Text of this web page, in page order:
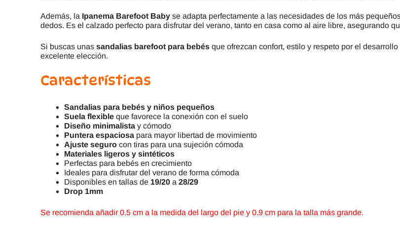
Además, la Ipanema Barefoot Baby se adapta perfectamente a las necesidades de los más
dedos. Es el calzado perfecto para disfrutar del verano, tanto en casa como al aire libre, asegurando
Si buscas unas sandalias barefoot para bebés que ofrezcan confort, estilo y respeto por el
excelente elección.
Características
Sandalias para bebés y niños pequeños
Suela flexible que favorece la conexión con el suelo
Diseño minimalista y cómodo
Puntera espaciosa para mayor libertad de movimiento
Ajuste seguro con tiras para una sujeción cómoda
Materiales ligeros y sintéticos
Perfectas para bebés en crecimiento
Ideales para disfrutar del verano de forma cómoda
Disponibles en tallas de 19/20 a 28/29
Drop 1mm
Se recomienda añadir 0.5 cm a la medida del largo del pie y 0.9 cm para la talla más grande.